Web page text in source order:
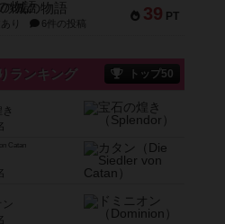
39 PT
城の物語
り 6件の投稿
ランキング トップ50
Catan